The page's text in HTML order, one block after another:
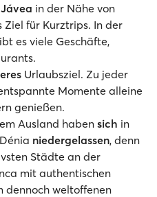
Jávea in der Nähe von
für Kurztrips. In der
es viele Geschäfte,
Urlaubsziel. Zu jeder
Momente alleine
genießen.
Ausland haben sich in
niedergelassen, denn
Städte an der
mit authentischen
dennoch weltoffenen